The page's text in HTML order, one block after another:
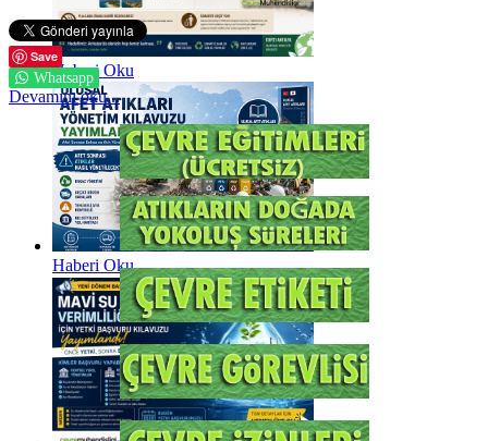
Haberi Oku
Haberi Oku
Save
Whatsapp
Devamını oku...